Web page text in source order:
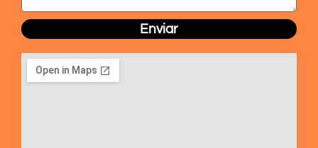
Enviar